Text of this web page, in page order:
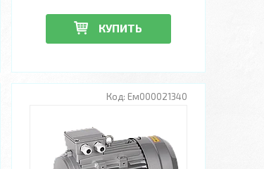
КУПИТЬ
Ем000021340